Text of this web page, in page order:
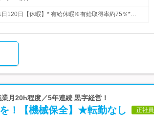
日120日【休暇】* 有給休暇※有給取得率約75％*…
月20h程度／5年連続 黒字経営！
！【機械保全】★転勤なし 正社員